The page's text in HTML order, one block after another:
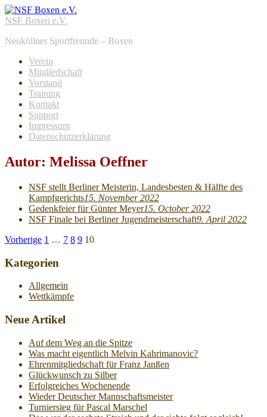
NSF Boxen e.V.
Neuköllner Sportfreunde – Boxen
Verein
Mitgliedschaft
Vorstand
Training
Kontakt
Support
Impressum
Datenschutzerklärung
Autor: Melissa Oeffner
NSF stellt Berliner Meisterin, Landesbesten & Hälfte des
Kampfgerichts15. November 2022
Gedenkfeier für Günter Meyer15. October 2022
NSF Finale bei Berliner Jugendmeisterschaft9. April 2022
Seitennummerierung
der
Beiträge
Vorherige 1 … 7 8 9 10
Kategorien
Allgemein
Wettkämpfe
Neue Artikel
Auf dem Weg an die Spitze
Was macht eigentlich Melvin Kahrimanovic?
Ehrenmitgliedschaft für Franz Janßen
Glückwunsch zu Silber
Erfolgreiches Wochenende
Wieder Deutscher Mannschaftsmeister
Turniersieg für Pascal Marschel